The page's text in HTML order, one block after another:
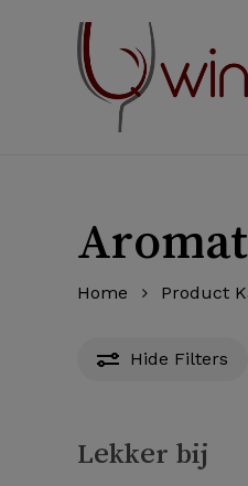
Home Product
Hide Filters
Lekker bij